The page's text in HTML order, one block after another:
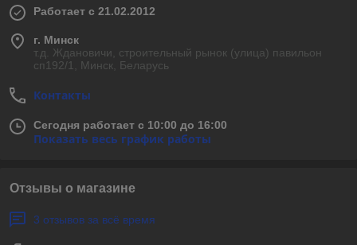
Работает с 21.02.2012
г. Минск
т.д. Ждановичи, строительный рынок (улица) павильон
сп192/1, Минск, Беларусь
Контакты
Сегодня работает с 10:00 до 16:00
Показать весь график работы
Отзывы о магазине
3 отзывов за всё время